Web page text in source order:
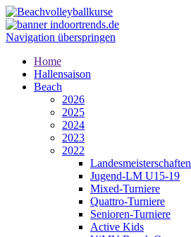
Navigation überspringen
Home
Hallensaison
Beach
2026
2025
2024
2023
2022
Landesmeisterschaften
Jugend-LM U15-19
Mixed-Turniere
Quattro-Turniere
Senioren-Turniere
Active Kids